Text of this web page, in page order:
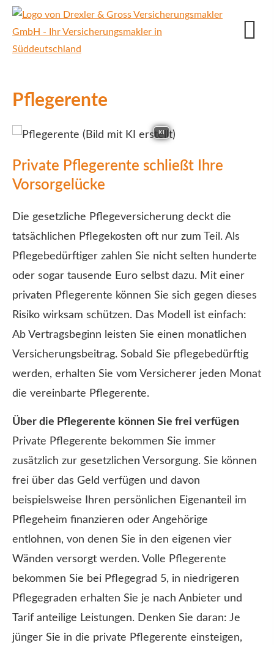
Pfle­ge­ren­te
KI
Private Pfle­ge­ren­te schließt Ihre
Vorsorgelücke
Die gesetzliche Pflege­ver­si­che­rung deckt die
tatsächlichen Pflegekosten oft nur zum Teil. Als
Pflegebedürftiger zahlen Sie nicht selten hunderte
oder sogar tausende Euro selbst dazu. Mit einer
privaten Pfle­ge­ren­te können Sie sich gegen dieses
Risiko wirksam schützen. Das Modell ist einfach:
Ab Vertragsbeginn leisten Sie einen monatlichen
Versicherungsbeitrag. Sobald Sie pflegebedürftig
werden, erhalten Sie vom Versicherer jeden Monat
die vereinbarte Pfle­ge­ren­te.
Über die Pfle­ge­ren­te können Sie frei verfügen
Private Pfle­ge­ren­te bekommen Sie immer
zusätzlich zur gesetzlichen Versorgung. Sie können
frei über das Geld verfügen und davon
beispielsweise Ihren persönlichen Eigenanteil im
Pflegeheim finanzieren oder Angehörige
entlohnen, von denen Sie in den eigenen vier
Wänden versorgt werden. Volle Pfle­ge­ren­te
bekommen Sie bei Pflegegrad 5, in niedrigeren
Pflegegraden erhalten Sie je nach Anbieter und
Tarif anteilige Leistungen. Denken Sie daran: Je
jünger Sie in die private Pfle­ge­ren­te einsteigen,